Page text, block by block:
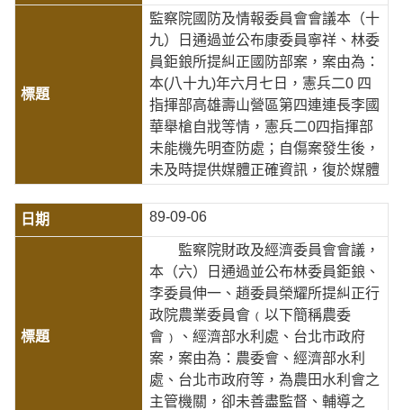
監察院國防及情報委員會會議本（十
九）日通過並公布康委員寧祥、林委
員鉅鋃所提糾正國防部案，案由為：
本(八十九)年六月七日，憲兵二0 四
指揮部高雄壽山營區第四連連長李國
華舉槍自戕等情，憲兵二0四指揮部
未能機先明查防處；自傷案發生後，
未及時提供媒體正確資訊，復於媒體
89-09-06
監察院財政及經濟委員會會議，
本（六）日通過並公布林委員鉅鋃、
李委員伸一、趙委員榮耀所提糾正行
政院農業委員會﹙以下簡稱農委
會﹚、經濟部水利處、台北市政府
案，案由為：農委會、經濟部水利
處、台北市政府等，為農田水利會之
主管機關，卻未善盡監督、輔導之